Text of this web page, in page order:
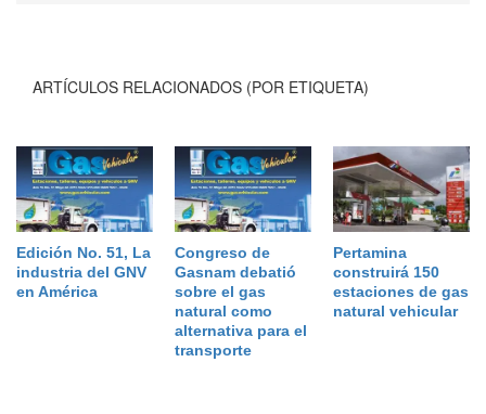
ARTÍCULOS RELACIONADOS (POR ETIQUETA)
Edición No. 51, La
industria del GNV
en América
Congreso de
Gasnam debatió
sobre el gas
natural como
alternativa para el
transporte
Pertamina
construirá 150
estaciones de gas
natural vehicular